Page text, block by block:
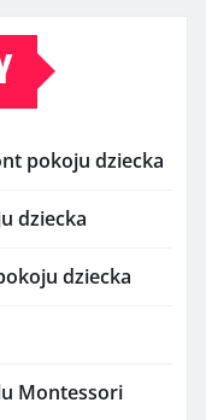
pokoju dziecka
dziecka
dziecka
Montessori